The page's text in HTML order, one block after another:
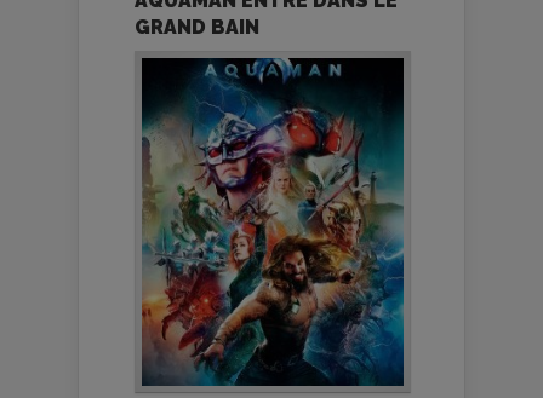
GRAND BAIN